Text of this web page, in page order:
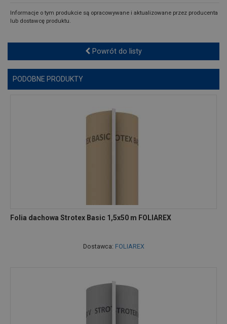
Informacje o tym produkcie są opracowywane i aktualizowane przez producenta
lub dostawcę produktu.
Powrót do listy
PODOBNE PRODUKTY
Folia dachowa Strotex Basic 1,5x50 m FOLIAREX
Dostawca: FOLIAREX